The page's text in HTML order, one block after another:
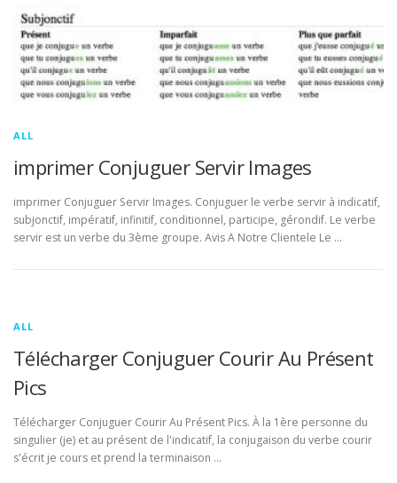
ALL
imprimer Conjuguer Servir Images
imprimer Conjuguer Servir Images. Conjuguer le verbe servir à indicatif,
subjonctif, impératif, infinitif, conditionnel, participe, gérondif. Le verbe
servir est un verbe du 3ème groupe. Avis A Notre Clientele Le …
ALL
Télécharger Conjuguer Courir Au Présent
Pics
Télécharger Conjuguer Courir Au Présent Pics. À la 1ère personne du
singulier (je) et au présent de l'indicatif, la conjugaison du verbe courir
s'écrit je cours et prend la terminaison …